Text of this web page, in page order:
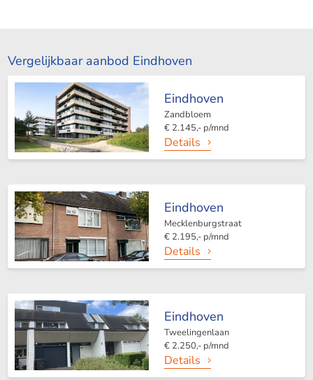
Vergelijkbaar aanbod Eindhoven
Eindhoven
Zandbloem
€ 2.145,- p/mnd
Details
Eindhoven
Mecklenburgstraat
€ 2.195,- p/mnd
Details
Eindhoven
Tweelingenlaan
€ 2.250,- p/mnd
Details